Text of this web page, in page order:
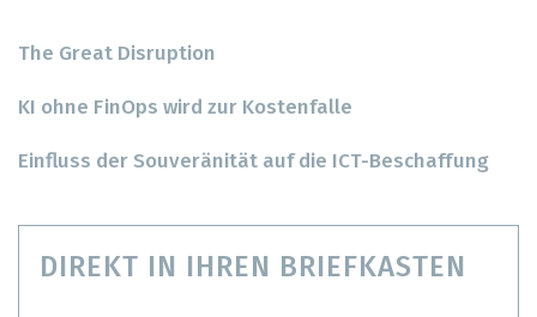
The Great Disruption
KI ohne FinOps wird zur Kostenfalle
Einfluss der Souveränität auf die ICT-Beschaffung
DIREKT IN IHREN BRIEFKASTEN